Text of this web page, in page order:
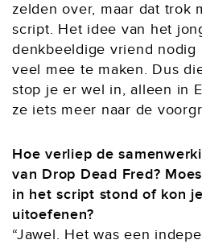
zelden over, maar dat trok
script. Het idee van het
denkbeeldige vriend nodig
veel mee te maken. Dus
stop je er wel in, alleen in
ze iets meer naar de
Hoe verliep de
van Drop Dead Fred?
in het script stond of kon
uitoefenen?
“Jawel. Het was een